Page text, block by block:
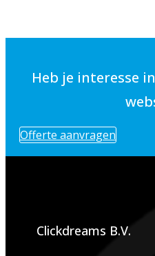
Heb je interesse
Offerte aanvragen
Clickdreams B.V.